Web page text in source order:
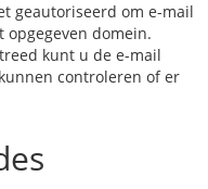
geautoriseerd om e-mail
opgegeven domein.
kunt u de e-mail
controleren of er